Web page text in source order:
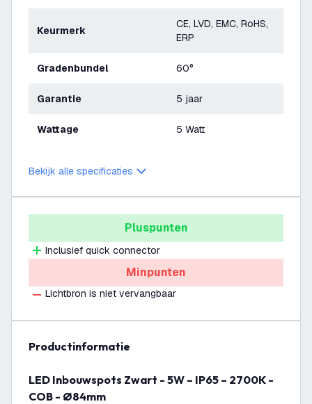
Keurmerk
CE, LVD, EMC, RoHS,
ERP
Gradenbundel 60°
Garantie 5 jaar
Wattage 5 Watt
Bekijk alle specificaties
Pluspunten
Inclusief quick connector
Minpunten
Lichtbron is niet vervangbaar
productinformatie
LED Inbouwspots Zwart - 5W – IP65 – 2700K -
COB - Ø84mm